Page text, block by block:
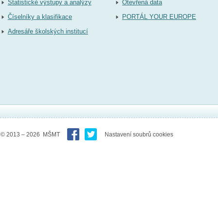
Statistické výstupy a analýzy
Číselníky a klasifikace
Adresáře školských institucí
Otevřená data
PORTÁL YOUR EUROPE
© 2013 – 2026 MŠMT Nastavení soubrů cookies